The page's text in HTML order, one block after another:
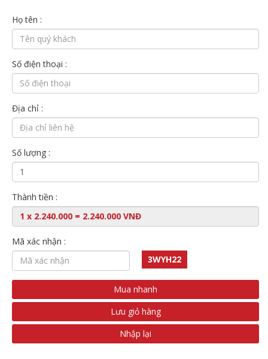
Họ tên :
Số điện thoại :
Địa chỉ :
Số lượng :
Thành tiền :
Mã xác nhận :
3WYH22
Mua nhanh
Lưu giỏ hàng
Nhập lại